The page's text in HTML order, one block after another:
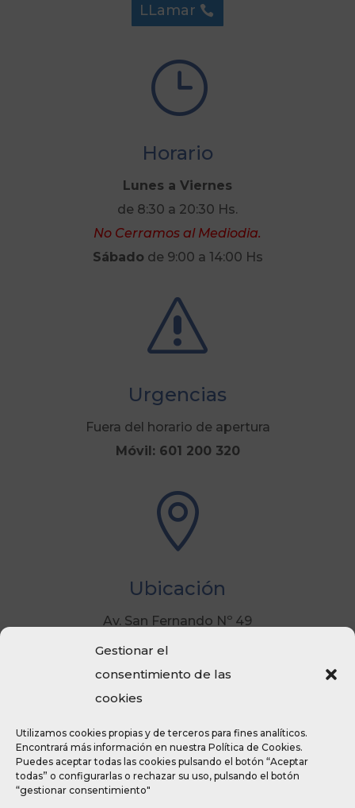
Gestionar el
consentimiento de las
cookies
Utilizamos cookies propias y de terceros para fines analíticos.
Encontrará más información en nuestra Política de Cookies.
Puedes aceptar todas las cookies pulsando el botón “Aceptar
todas” o configurarlas o rechazar su uso, pulsando el botón
“gestionar consentimiento"
LLamar
}
Horario
Lunes a Viernes
de 8:30 a 20:30 Hs.
No Cerramos al Mediodia.
Sábado de 9:00 a 14:00 Hs
s
Urgencias
Fuera del horario de apertura
Móvil: 601 200 320

Ubicación
Av. San Fernando Nº 49
Palma de Mallorca
Aviso Legal y Política de Privacidad
Información adicional sobre Proteccion de